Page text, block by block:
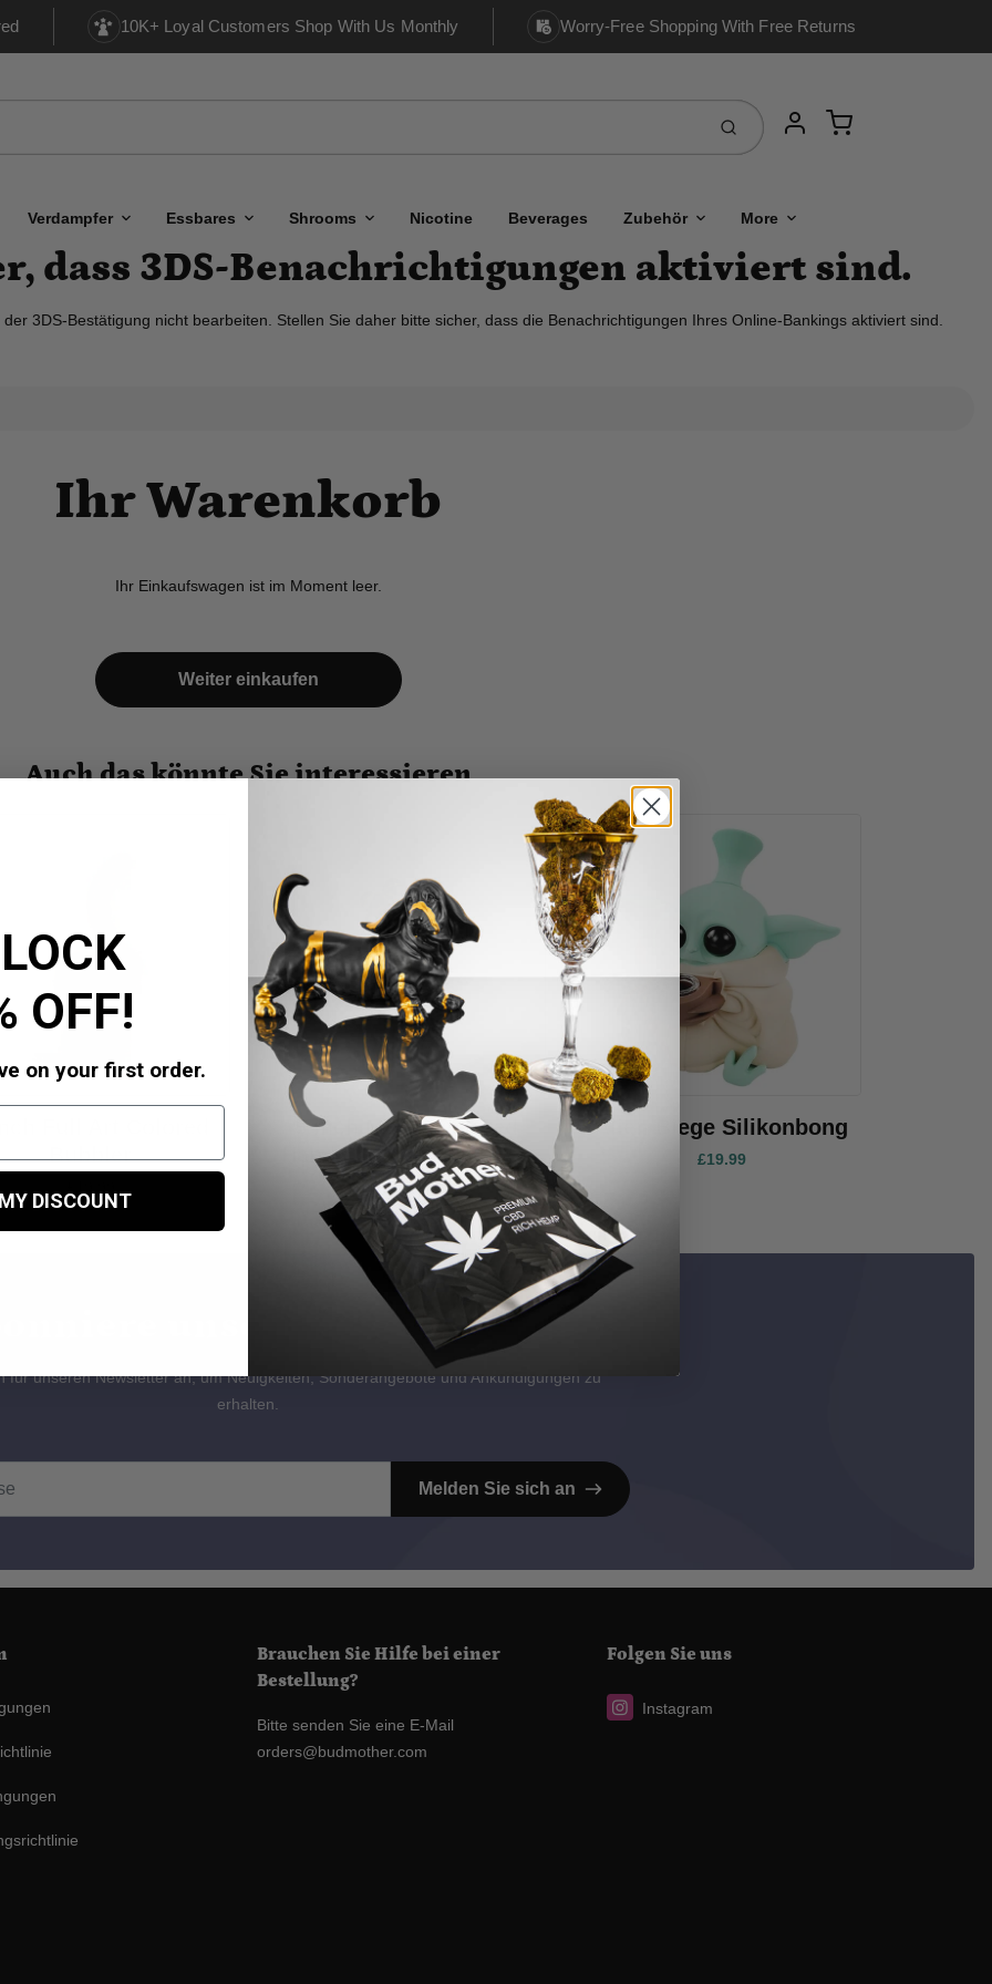
10K+ Loyal Customers Shop With Us Monthly Worry-Free Shopping With Free Returns
EinreichenAccount
Cart
Verdampfer Essbares Shrooms Nicotine Beverages Zubehör More
dass 3DS-Benachrichtigungen aktiviert sind.
3DS-Bestätigung nicht bearbeiten. Stellen Sie daher bitte sicher, dass die Benachrichtigungen Ihres Online-Bankings aktiviert sind.
Ihr Warenkorb
Ihr Einkaufswagen ist im Moment leer.
Weiter einkaufen
Auch das könnte Sie interessieren
Bubbler
5 inch Mixed Colored
Hand Pipe with Marbles
£29.99
Alien Biege Silikonbong
£19.99
unseren Newsletter
für unseren Newsletter an, um Neuigkeiten, Sonderangebote und Ankündigungen zu
erhalten.
Melden Sie sich an
Brauchen Sie Hilfe bei einer
Bestellung?
Bitte senden Sie eine E-Mail
orders@budmother.com
Folgen Sie uns
Instagram
OFF!
on your first order.
DISCOUNT